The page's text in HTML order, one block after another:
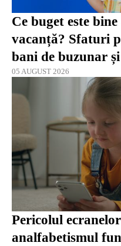
Ce buget este
vacanță? Sfaturi
bani de buzunar
05 AUGUST 2026
Pericolul
analfabetismul